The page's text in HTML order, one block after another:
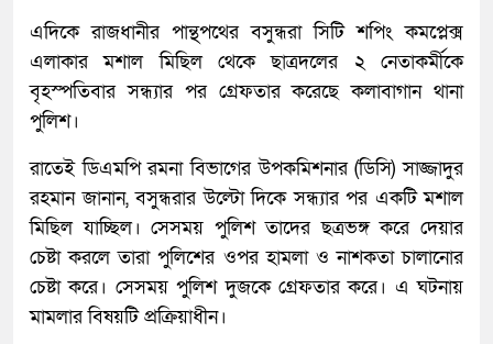
এদিকে রাজধানীর পান্থপথের বসুন্ধরা সিটি শপিং কমপ্লেক্স
এলাকার মশাল মিছিল থেকে ছাত্রদলের ২ নেতাকর্মীকে
বৃহস্পতিবার সন্ধ্যার পর গ্রেফতার করেছে কলাবাগান থানা
পুলিশ।
রাতেই ডিএমপি রমনা বিভাগের উপকমিশনার (ডিসি) সাজ্জাদুর
রহমান জানান, বসুন্ধরার উল্টো দিকে সন্ধ্যার পর একটি মশাল
মিছিল যাচ্ছিল। সেসময় পুলিশ তাদের ছত্রভঙ্গ করে দেয়ার
চেষ্টা করলে তারা পুলিশের ওপর হামলা ও নাশকতা চালানোর
চেষ্টা করে। সেসময় পুলিশ দুজকে গ্রেফতার করে। এ ঘটনায়
মামলার বিষয়টি প্রক্রিয়াধীন।